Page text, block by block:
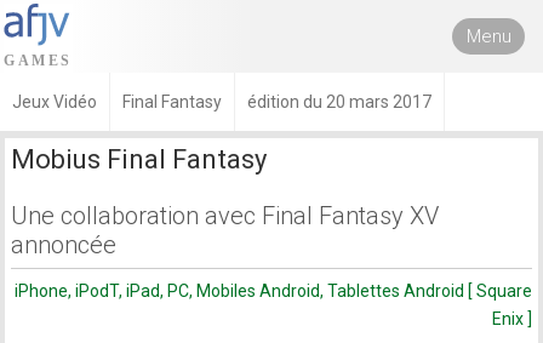
Menu
Jeux Vidéo Final Fantasy édition du 20 mars 2017
Mobius Final Fantasy
Une collaboration avec Final Fantasy XV
annoncée
iPhone, iPodT, iPad, PC, Mobiles Android, Tablettes Android [ Square
Enix ]